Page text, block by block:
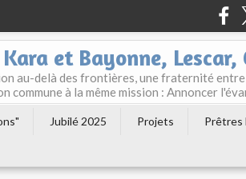
et Bayonne, Lescar,
au-delà des frontières, une fraternité entre
à la même mission : Annoncer
Jubilé 2025 Projets Prêtres